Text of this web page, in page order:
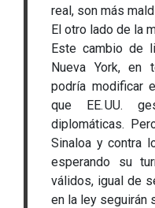
real, son más
El otro lado de la
Este cambio de
Nueva York, en
podría modificar
que EE. UU.
diplomáticas.
Sinaloa y contra
esperando su
válidos, igual de
en la ley seguirán